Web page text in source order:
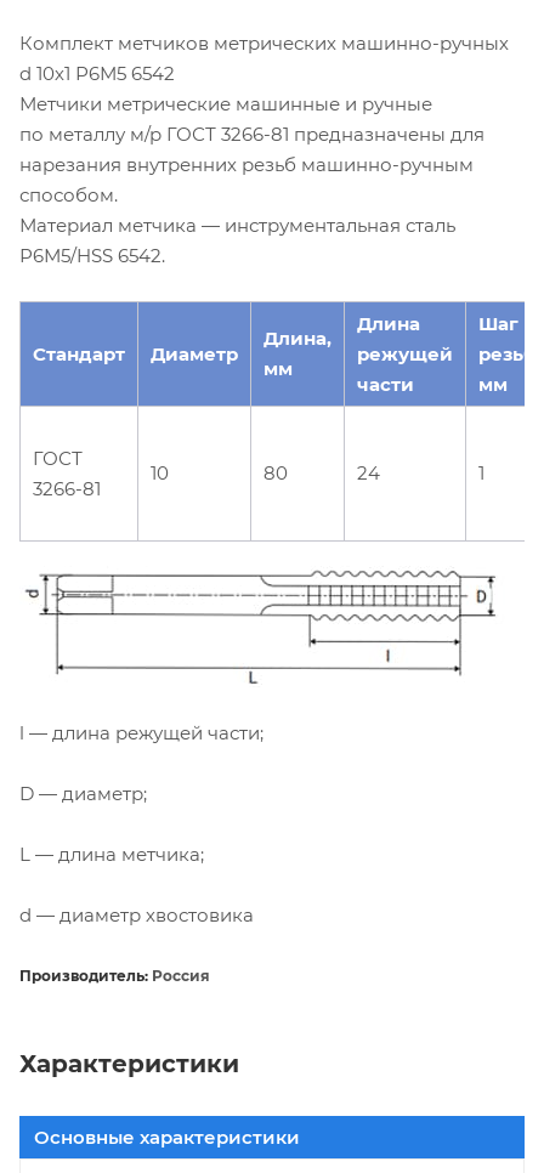
Комплект метчиков метрических машинно-ручных
d 10х1 Р6М5 6542
Метчики метрические машинные и ручные
по металлу м/р ГОСТ 3266-81 предназначены для
нарезания внутренних резьб машинно-ручным
способом.
Материал метчика — инструментальная сталь
Р6М5/HSS 6542.
Стандарт Диаметр
Длина,
мм
Длина
режущей
части
Шаг
мм
ГОСТ
3266-81
10 80 24 1
l — длина режущей части;
D — диаметр;
L — длина метчика;
d — диаметр хвостовика
Производитель: Россия
Характеристики
Основные характеристики